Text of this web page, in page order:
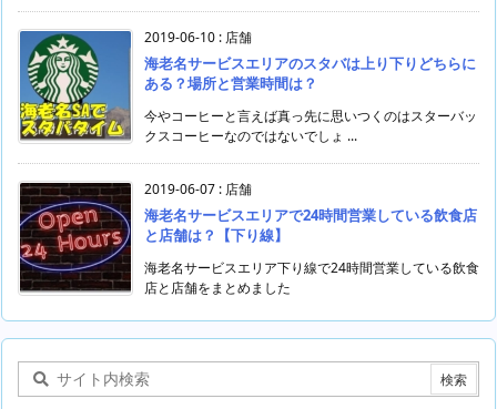
2019-06-10 : 店舗
海老名サービスエリアのスタバは上り下りどちらに
ある？場所と営業時間は？
今やコーヒーと言えば真っ先に思いつくのはスターバッ
クスコーヒーなのではないでしょ ...
2019-06-07 : 店舗
海老名サービスエリアで24時間営業している飲食店
と店舗は？【下り線】
海老名サービスエリア下り線で24時間営業している飲食
店と店舗をまとめました